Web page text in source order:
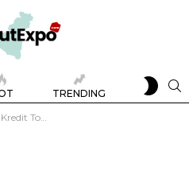
TRENDING
SKIN
Garut, FPPG Tuding Tata Kelola Perusahaan Buruk